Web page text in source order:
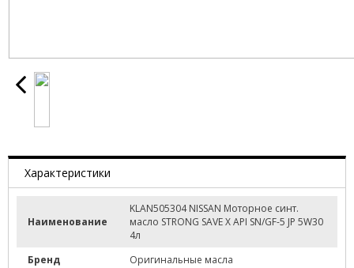
Характеристики
Наименование
KLAN505304 NISSAN Моторное синт.
масло STRONG SAVE X API SN/GF-5 JP 5W30
4л
Бренд
Оригинальные масла